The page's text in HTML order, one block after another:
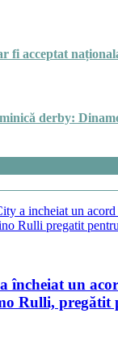
fi acceptat
derby:
încheiat un
Rulli, pregătit